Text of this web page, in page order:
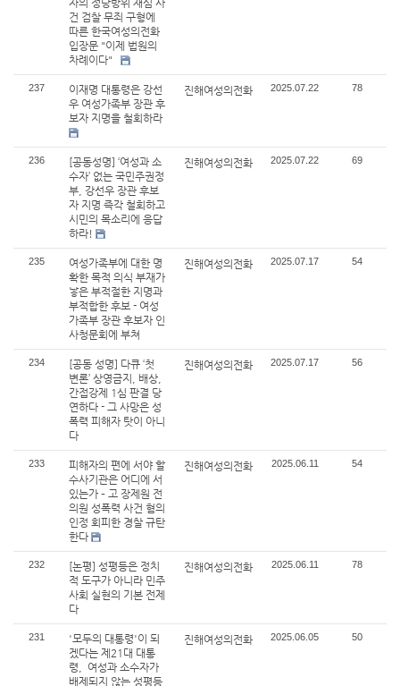
자의 정당방위 재심 사
건 검찰 무죄 구형에
따른 한국여성의전화
입장문 "이제 법원의
차례이다"
237
이재명 대통령은 강선
우 여성가족부 장관 후
보자 지명을 철회하라
진해여성의전화 2025.07.22 78
236
[공동성명] ‘여성과 소
수자’ 없는 국민주권정
부, 강선우 장관 후보
자 지명 즉각 철회하고
시민의 목소리에 응답
하라!
진해여성의전화 2025.07.22 69
235
여성가족부에 대한 명
확한 목적 의식 부재가
낳은 부적절한 지명과
부적합한 후보 - 여성
가족부 장관 후보자 인
사청문회에 부쳐
진해여성의전화 2025.07.17 54
234
[공동 성명] 다큐 ‘첫
변론’ 상영금지, 배상,
간접강제 1심 판결 당
연하다 - 그 사망은 성
폭력 피해자 탓이 아니
다
진해여성의전화 2025.07.17 56
233
피해자의 편에 서야 할
수사기관은 어디에 서
있는가 – 고 장제원 전
의원 성폭력 사건 혐의
인정 회피한 경찰 규탄
한다
진해여성의전화 2025.06.11 54
232
[논평] 성평등은 정치
적 도구가 아니라 민주
사회 실현의 기본 전제
다
진해여성의전화 2025.06.11 78
231
'모두의 대통령'이 되
겠다는 제21대 대통
령, 여성과 소수자가
배제되지 않는 성평등
진해여성의전화 2025.06.05 50